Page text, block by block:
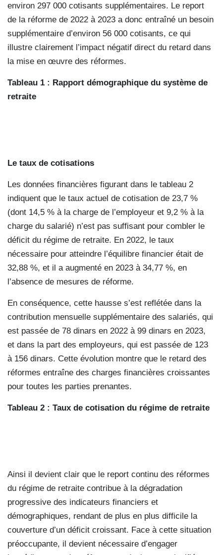
environ 297 000 cotisants supplémentaires. Le report
de la réforme de 2022 à 2023 a donc entraîné un besoin
supplémentaire d’environ 56 000 cotisants, ce qui
illustre clairement l’impact négatif direct du retard dans
la mise en œuvre des réformes.
Tableau 1 : Rapport démographique du système de
retraite
Le taux de cotisations
Les données financières figurant dans le tableau 2
indiquent que le taux actuel de cotisation de 23,7 %
(dont 14,5 % à la charge de l’employeur et 9,2 % à la
charge du salarié) n’est pas suffisant pour combler le
déficit du régime de retraite. En 2022, le taux
nécessaire pour atteindre l’équilibre financier était de
32,88 %, et il a augmenté en 2023 à 34,77 %, en
l’absence de mesures de réforme.
En conséquence, cette hausse s’est reflétée dans la
contribution mensuelle supplémentaire des salariés, qui
est passée de 78 dinars en 2022 à 99 dinars en 2023,
et dans la part des employeurs, qui est passée de 123
à 156 dinars. Cette évolution montre que le retard des
réformes entraîne des charges financières croissantes
pour toutes les parties prenantes.
Tableau 2 : Taux de cotisation du régime de retraite
Ainsi il devient clair que le report continu des réformes
du régime de retraite contribue à la dégradation
progressive des indicateurs financiers et
démographiques, rendant de plus en plus difficile la
couverture d’un déficit croissant. Face à cette situation
préoccupante, il devient nécessaire d’engager